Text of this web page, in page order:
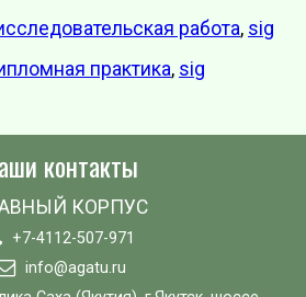
работа, sig
практика, sig
контакты
КОРПУС
+7-4112-507-971
info@agatu.ru